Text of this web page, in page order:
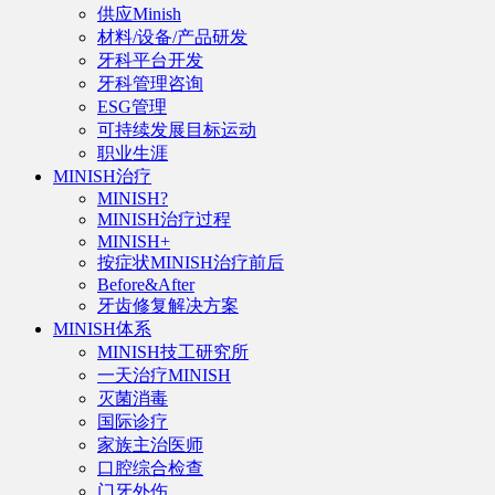
供应Minish
材料/设备/产品研发
牙科平台开发
牙科管理咨询
ESG管理
可持续发展目标运动
职业生涯
MINISH治疗
MINISH?
MINISH治疗过程
MINISH+
按症状MINISH治疗前后
Before&After
牙齿修复解决方案
MINISH体系
MINISH技工研究所
一天治疗MINISH
灭菌消毒
国际诊疗
家族主治医师
口腔综合检查
门牙外伤